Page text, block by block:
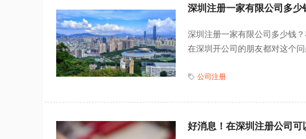
深圳注册一家有限公司多少
深圳注册一家有限公司多少钱
在深圳开公司的朋友都对这个
公司注册
好消息！在深圳注册公司可